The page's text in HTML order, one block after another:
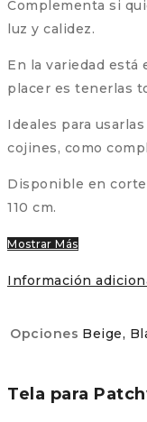
Complementa si
luz y calidez.
En la variedad está
placer es tenerlas
Ideales para
cojines, como
Disponible en
110 cm.
Mostrar Más
Información
Opciones Beige,
Tela para